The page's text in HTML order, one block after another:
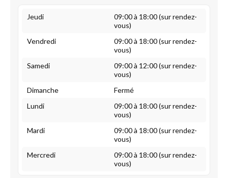
Jeudi
09:00 à 18:00 (sur rendez-
vous)
Vendredi
09:00 à 18:00 (sur rendez-
vous)
Samedi
09:00 à 12:00 (sur rendez-
vous)
Dimanche
Fermé
Lundi
09:00 à 18:00 (sur rendez-
vous)
Mardi
09:00 à 18:00 (sur rendez-
vous)
Mercredi
09:00 à 18:00 (sur rendez-
vous)